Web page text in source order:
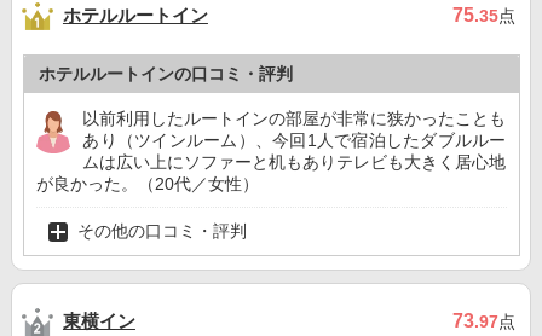
ホテルルートイン 75.35点
ホテルルートインの口コミ・評判
以前利用したルートインの部屋が非常に狭かったことも
あり（ツインルーム）、今回1人で宿泊したダブルルー
ムは広い上にソファーと机もありテレビも大きく居心地
が良かった。（20代／女性）
その他の口コミ・評判
東横イン 73.97点